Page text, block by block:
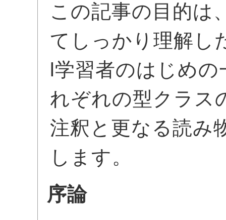
この記事の目的は
てしっかり理解し
l学習者のはじめ
れぞれの型クラス
注釈と更なる読み
します。
序論